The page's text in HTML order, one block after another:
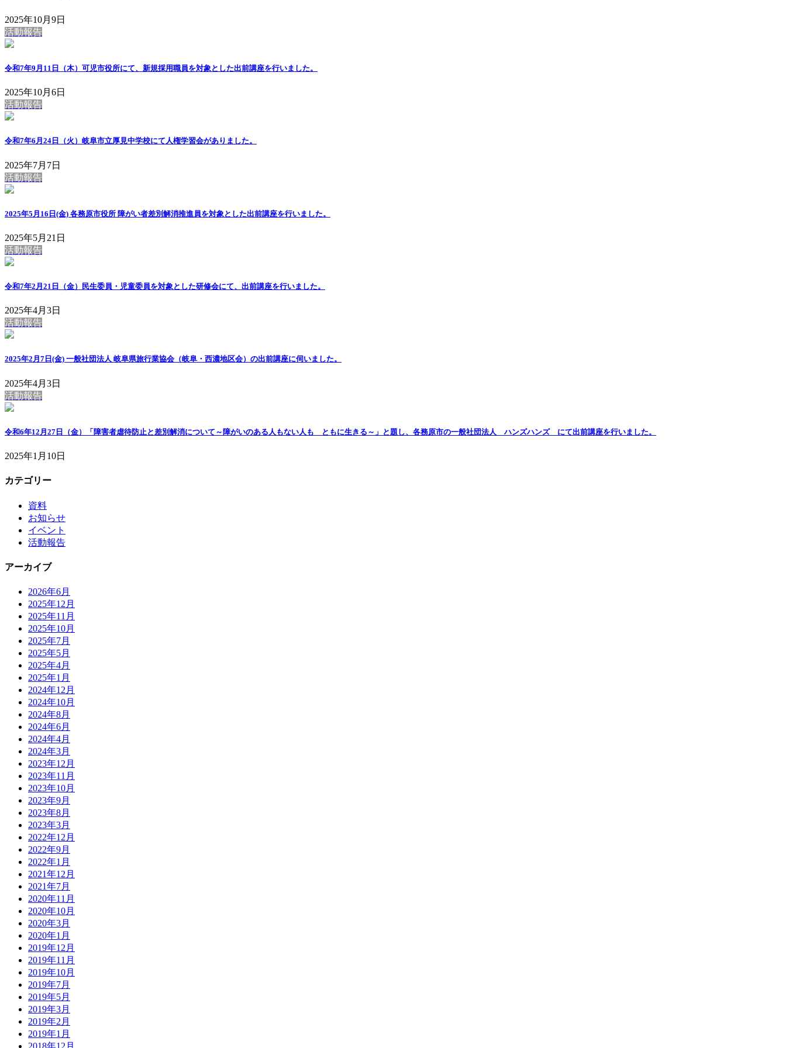
2025年10月9日
活動報告
令和7年9月11日（木）可児市役所にて、新規採用職員を対象とした出前講座を行いました。
2025年10月6日
活動報告
令和7年6月24日（火）岐阜市立厚見中学校にて人権学習会がありました。
2025年7月7日
活動報告
2025年5月16日(金) 各務原市役所 障がい者差別解消推進員を対象とした出前講座を行いました。
2025年5月21日
活動報告
令和7年2月21日（金）民生委員・児童委員を対象とした研修会にて、出前講座を行いました。
2025年4月3日
活動報告
2025年2月7日(金) 一般社団法人 岐阜県旅行業協会（岐阜・西濃地区会）の出前講座に伺いました。
2025年4月3日
活動報告
令和6年12月27日（金）「障害者虐待防止と差別解消について～障がいのある人もない人も ともに生きる～」と題し、各務原市の一般社団法人 ハンズハンズ にて出前講座を行いました。
2025年1月10日
カテゴリー
資料
お知らせ
イベント
活動報告
アーカイブ
2026年6月
2025年12月
2025年11月
2025年10月
2025年7月
2025年5月
2025年4月
2025年1月
2024年12月
2024年10月
2024年8月
2024年6月
2024年4月
2024年3月
2023年12月
2023年11月
2023年10月
2023年9月
2023年8月
2023年3月
2022年12月
2022年9月
2022年1月
2021年12月
2021年7月
2020年11月
2020年10月
2020年3月
2020年1月
2019年12月
2019年11月
2019年10月
2019年7月
2019年5月
2019年3月
2019年2月
2019年1月
2018年12月